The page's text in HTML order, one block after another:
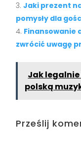
Jaki prezent
pomysły dla
Finansowanie
zwrócić uwagę
Jak
polską
Prześlij